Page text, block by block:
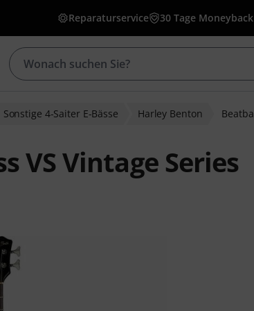
Reparaturservice 30 Tage Moneyback
Sonstige 4-Saiter E-Bässe Harley Benton
VS Vintage Series